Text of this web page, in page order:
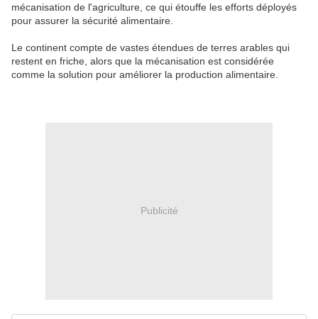
mécanisation de l'agriculture, ce qui étouffe les efforts déployés
pour assurer la sécurité alimentaire.
Le continent compte de vastes étendues de terres arables qui
restent en friche, alors que la mécanisation est considérée
comme la solution pour améliorer la production alimentaire.
Publicité